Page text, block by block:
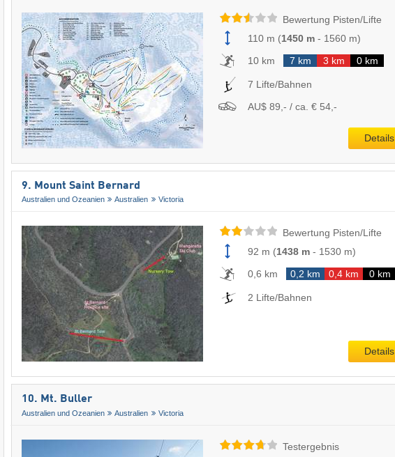
Bewertung Pisten/Lifte
110 m (1450 m - 1560 m)
10 km
7 km 3 km 0 km
7 Lifte/Bahnen
AU$ 89,- / ca. € 54,-
Details
9. Mount Saint Bernard
Australien und Ozeanien Australien Victoria
Bewertung Pisten/Lifte
92 m (1438 m - 1530 m)
0,6 km
0,2 km 0,4 km 0 km
2 Lifte/Bahnen
Details
10. Mt. Buller
Australien und Ozeanien Australien Victoria
Testergebnis